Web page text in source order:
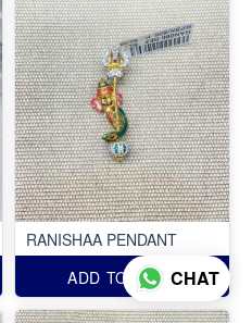
RANISHAA PENDANT
ADD TO CARTCHAT